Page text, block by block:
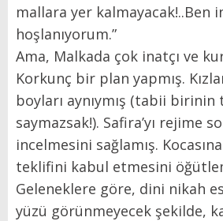
mallara yer kalmayacak!..Ben
hoşlanıyorum.”
Ama, Malkada çok inatçı ve
Korkunç bir plan yapmış.
boyları aynıymış (tabii
saymazsak!). Safira’yı rejime
incelmesini sağlamış.
teklifini kabul etmesini
Geleneklere göre, dini nikah
yüzü görünmeyecek şekilde,